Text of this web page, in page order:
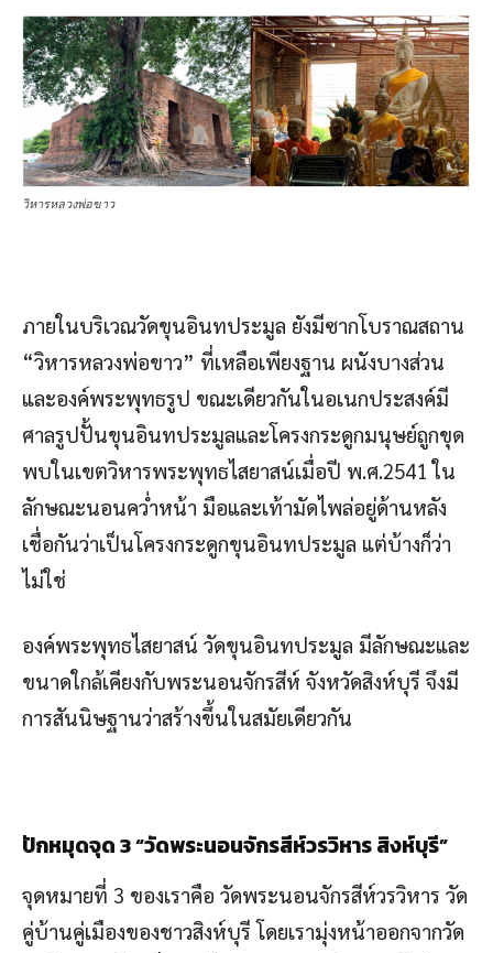
วิหารหลวงพ่อขาว
ภายในบริเวณวัดขุนอินทประมูล ยังมีซากโบราณสถาน
“วิหารหลวงพ่อขาว” ที่เหลือเพียงฐาน ผนังบางส่วน
และองค์พระพุทธรูป ขณะเดียวกันในอเนกประสงค์มี
ศาลรูปปั้นขุนอินทประมูลและโครงกระดูกมนุษย์ถูกขุด
พบในเขตวิหารพระพุทธไสยาสน์เมื่อปี พ.ศ.2541 ใน
ลักษณะนอนคว่ำหน้า มือและเท้ามัดไพล่อยู่ด้านหลัง
เชื่อกันว่าเป็นโครงกระดูกขุนอินทประมูล แต่บ้างก็ว่า
ไม่ใช่
องค์พระพุทธไสยาสน์ วัดขุนอินทประมูล มีลักษณะและ
ขนาดใกล้เคียงกับพระนอนจักรสีห์ จังหวัดสิงห์บุรี จึงมี
การสันนิษฐานว่าสร้างขึ้นในสมัยเดียวกัน
ปักหมุดจุด3 “วัดพระนอนจักรสีห์วรวิหาร สิงห์บุรี”
จุดหมายที่ 3 ของเราคือ วัดพระนอนจักรสีห์วรวิหาร วัด
คู่บ้านคู่เมืองของชาวสิงห์บุรี โดยเรามุ่งหน้าออกจากวัด